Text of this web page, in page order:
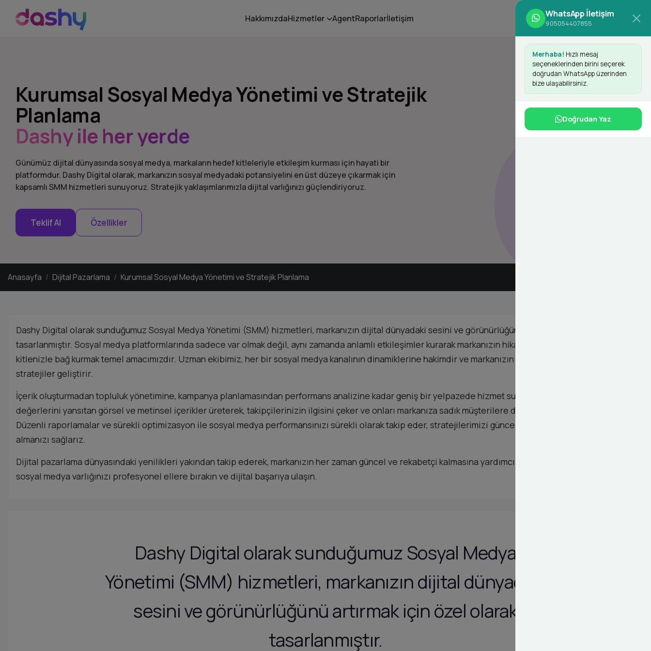
HakkımızdaHizmetler AgentRaporlarİletişim Giriş Yap Kayıt Ol
Kurumsal Sosyal Medya Yönetimi ve Stratejik
Planlama
Dashy ile her yerde
Günümüz dijital dünyasında sosyal medya, markaların hedef kitleleriyle etkileşim kurması için hayati bir
platformdur. Dashy Digital olarak, markanızın sosyal medyadaki potansiyelini en üst düzeye çıkarmak için
kapsamlı SMM hizmetleri sunuyoruz. Stratejik yaklaşımlarımızla dijital varlığınızı güçlendiriyoruz.
Teklif Al Özellikler d
Anasayfa Dijital Pazarlama Kurumsal Sosyal Medya Yönetimi ve Stratejik Planlama
Dashy Digital olarak sunduğumuz Sosyal Medya Yönetimi (SMM) hizmetleri, markanızın dijital dünyadaki sesini ve görünürlüğünü artırmak için özel olarak
tasarlanmıştır. Sosyal medya platformlarında sadece var olmak değil, aynı zamanda anlamlı etkileşimler kurarak markanızın hikayesini anlatmak ve hedef
kitlenizle bağ kurmak temel amacımızdır. Uzman ekibimiz, her bir sosyal medya kanalının dinamiklerine hakimdir ve markanızın hedeflerine uygun, özgün
stratejiler geliştirir.
İçerik oluşturmadan topluluk yönetimine, kampanya planlamasından performans analizine kadar geniş bir yelpazede hizmet sunmaktayız. Markanızın
değerlerini yansıtan görsel ve metinsel içerikler üreterek, takipçilerinizin ilgisini çeker ve onları markanıza sadık müşterilere dönüştürmeyi hedefleriz.
Düzenli raporlamalar ve sürekli optimizasyon ile sosyal medya performansınızı sürekli olarak takip eder, stratejilerimizi güncelleyerek en iyi sonuçları
almanızı sağlarız.
Dijital pazarlama dünyasındaki yenilikleri yakından takip ederek, markanızın her zaman güncel ve rekabetçi kalmasına yardımcı oluruz. Dashy Digital ile
sosyal medya varlığınızı profesyonel ellere bırakın ve dijital başarıya ulaşın.
Dashy Digital olarak sunduğumuz Sosyal Medya
Yönetimi (SMM) hizmetleri, markanızın dijital dünyadaki
sesini ve görünürlüğünü artırmak için özel olarak
tasarlanmıştır.
WhatsApp İletişim
905054407855
Merhaba! Hızlı mesaj
seçeneklerinden birini seçerek
doğrudan WhatsApp üzerinden
bize ulaşabilirsiniz.
Doğrudan Yaz